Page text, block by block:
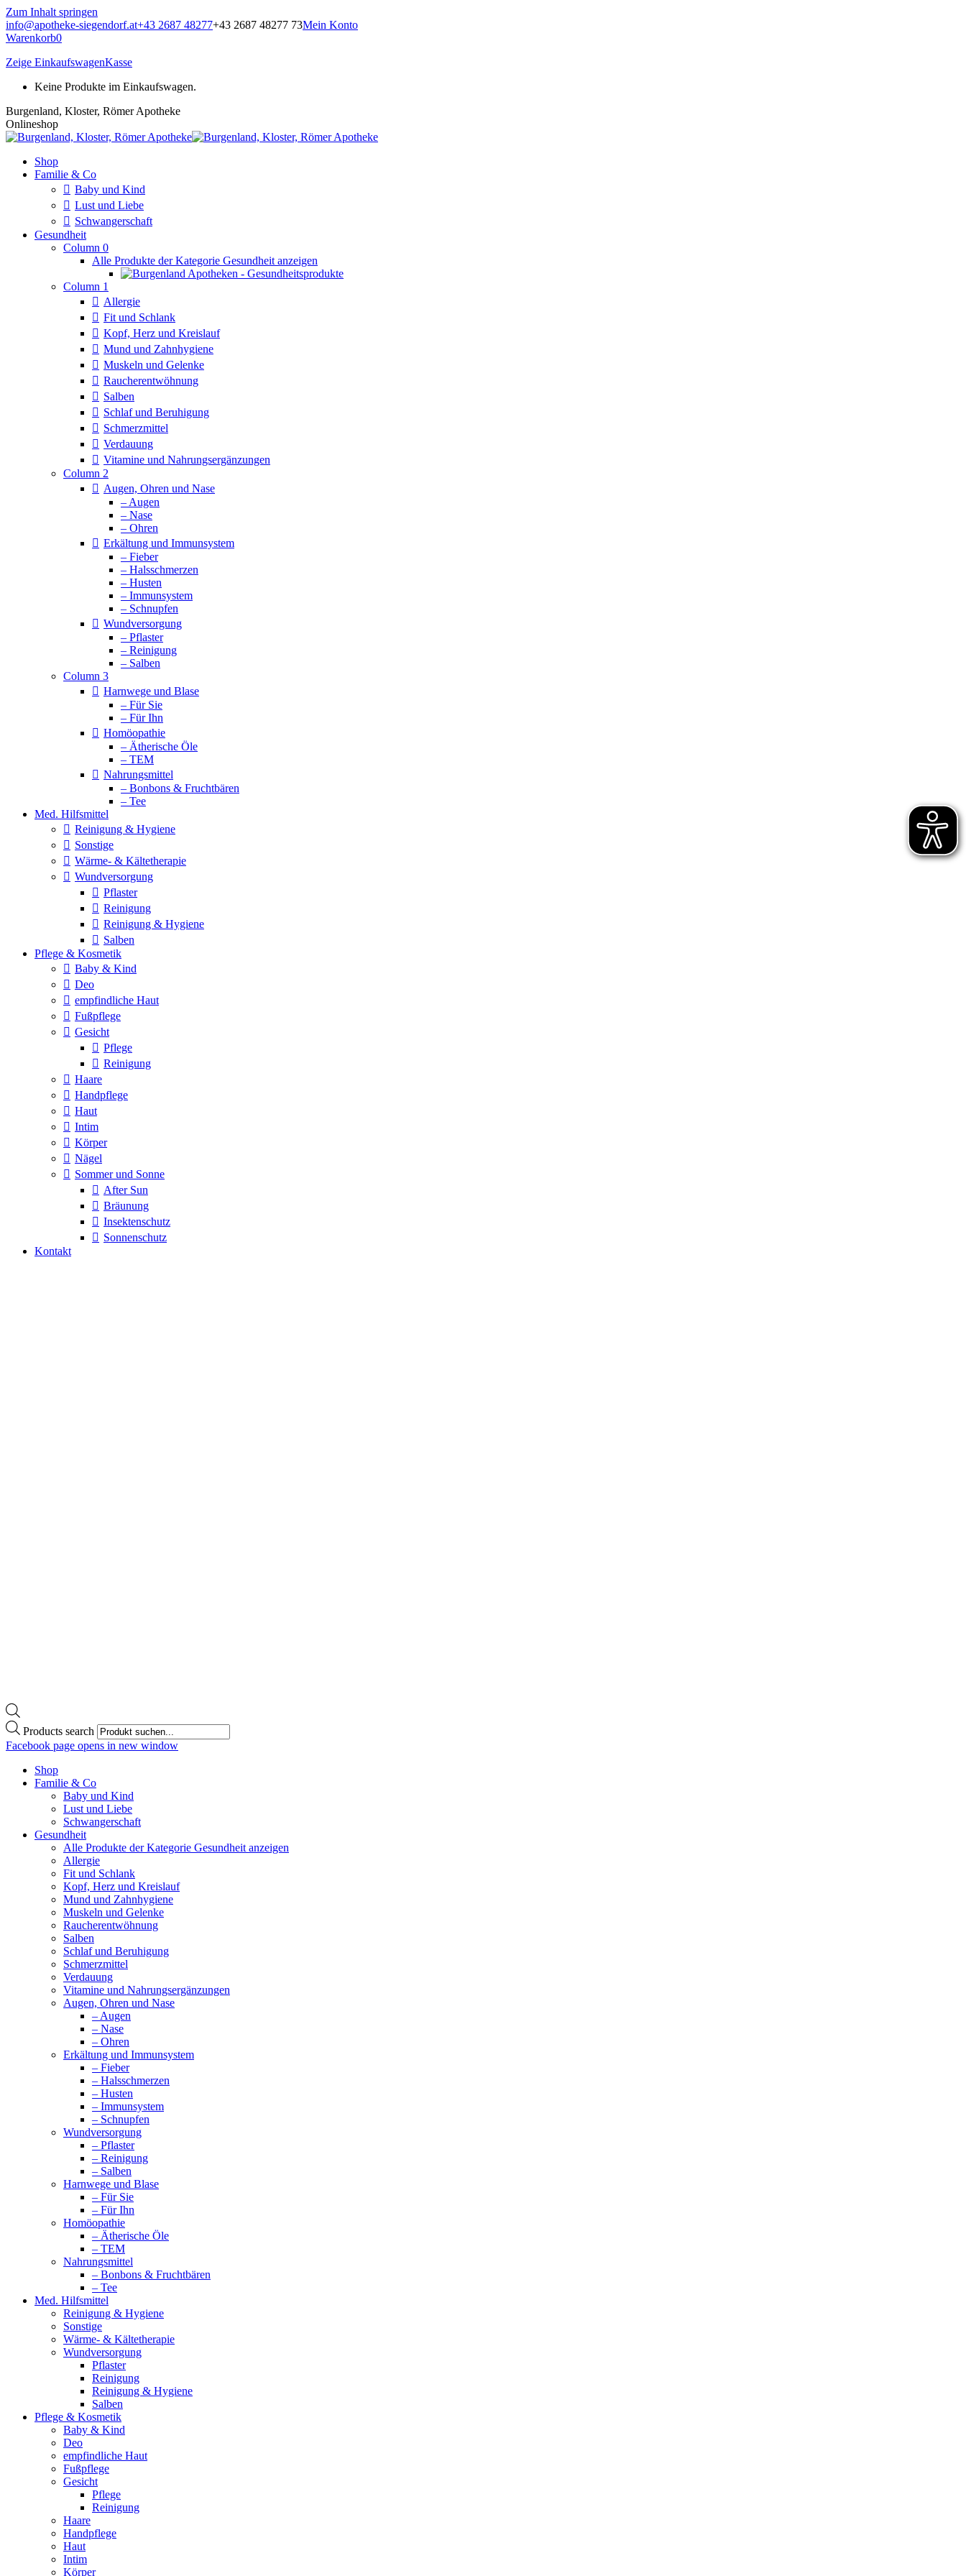
Zum Inhalt springen
info@apotheke-siegendorf.at+43 2687 48277+43 2687 48277 73Mein Konto
Warenkorb0
Zeige EinkaufswagenKasse
Keine Produkte im Einkaufswagen.
Burgenland, Kloster, Römer Apotheke
Onlineshop
Shop
Familie & Co
Baby und Kind
Lust und Liebe
Schwangerschaft
Gesundheit
Column 0
Alle Produkte der Kategorie Gesundheit anzeigen
Column 1
Allergie
Fit und Schlank
Kopf, Herz und Kreislauf
Mund und Zahnhygiene
Muskeln und Gelenke
Raucherentwöhnung
Salben
Schlaf und Beruhigung
Schmerzmittel
Verdauung
Vitamine und Nahrungsergänzungen
Column 2
Augen, Ohren und Nase
– Augen
– Nase
– Ohren
Erkältung und Immunsystem
– Fieber
– Halsschmerzen
– Husten
– Immunsystem
– Schnupfen
Wundversorgung
– Pflaster
– Reinigung
– Salben
Column 3
Harnwege und Blase
– Für Sie
– Für Ihn
Homöopathie
– Ätherische Öle
– TEM
Nahrungsmittel
– Bonbons & Fruchtbären
– Tee
Med. Hilfsmittel
Reinigung & Hygiene
Sonstige
Wärme- & Kältetherapie
Wundversorgung
Pflaster
Reinigung
Reinigung & Hygiene
Salben
Pflege & Kosmetik
Baby & Kind
Deo
empfindliche Haut
Fußpflege
Gesicht
Pflege
Reinigung
Haare
Handpflege
Haut
Intim
Körper
Nägel
Sommer und Sonne
After Sun
Bräunung
Insektenschutz
Sonnenschutz
Kontakt
Products search
Facebook page opens in new window
Shop
Familie & Co
Baby und Kind
Lust und Liebe
Schwangerschaft
Gesundheit
Alle Produkte der Kategorie Gesundheit anzeigen
Allergie
Fit und Schlank
Kopf, Herz und Kreislauf
Mund und Zahnhygiene
Muskeln und Gelenke
Raucherentwöhnung
Salben
Schlaf und Beruhigung
Schmerzmittel
Verdauung
Vitamine und Nahrungsergänzungen
Augen, Ohren und Nase
– Augen
– Nase
– Ohren
Erkältung und Immunsystem
– Fieber
– Halsschmerzen
– Husten
– Immunsystem
– Schnupfen
Wundversorgung
– Pflaster
– Reinigung
– Salben
Harnwege und Blase
– Für Sie
– Für Ihn
Homöopathie
– Ätherische Öle
– TEM
Nahrungsmittel
– Bonbons & Fruchtbären
– Tee
Med. Hilfsmittel
Reinigung & Hygiene
Sonstige
Wärme- & Kältetherapie
Wundversorgung
Pflaster
Reinigung
Reinigung & Hygiene
Salben
Pflege & Kosmetik
Baby & Kind
Deo
empfindliche Haut
Fußpflege
Gesicht
Pflege
Reinigung
Haare
Handpflege
Haut
Intim
Körper